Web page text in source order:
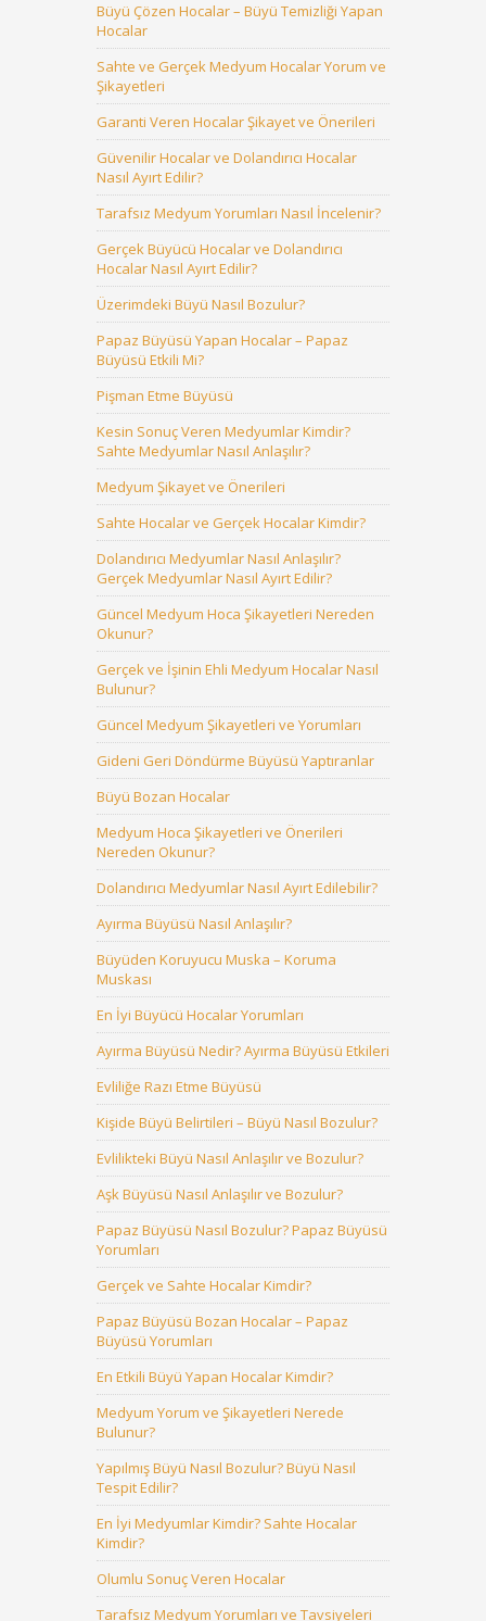
Büyü Çözen Hocalar – Büyü Temizliği Yapan
Hocalar
Sahte ve Gerçek Medyum Hocalar Yorum ve
Şikayetleri
Garanti Veren Hocalar Şikayet ve Önerileri
Güvenilir Hocalar ve Dolandırıcı Hocalar
Nasıl Ayırt Edilir?
Tarafsız Medyum Yorumları Nasıl İncelenir?
Gerçek Büyücü Hocalar ve Dolandırıcı
Hocalar Nasıl Ayırt Edilir?
Üzerimdeki Büyü Nasıl Bozulur?
Papaz Büyüsü Yapan Hocalar – Papaz
Büyüsü Etkili Mi?
Pişman Etme Büyüsü
Kesin Sonuç Veren Medyumlar Kimdir?
Sahte Medyumlar Nasıl Anlaşılır?
Medyum Şikayet ve Önerileri
Sahte Hocalar ve Gerçek Hocalar Kimdir?
Dolandırıcı Medyumlar Nasıl Anlaşılır?
Gerçek Medyumlar Nasıl Ayırt Edilir?
Güncel Medyum Hoca Şikayetleri Nereden
Okunur?
Gerçek ve İşinin Ehli Medyum Hocalar Nasıl
Bulunur?
Güncel Medyum Şikayetleri ve Yorumları
Gideni Geri Döndürme Büyüsü Yaptıranlar
Büyü Bozan Hocalar
Medyum Hoca Şikayetleri ve Önerileri
Nereden Okunur?
Dolandırıcı Medyumlar Nasıl Ayırt Edilebilir?
Ayırma Büyüsü Nasıl Anlaşılır?
Büyüden Koruyucu Muska – Koruma
Muskası
En İyi Büyücü Hocalar Yorumları
Ayırma Büyüsü Nedir? Ayırma Büyüsü Etkileri
Evliliğe Razı Etme Büyüsü
Kişide Büyü Belirtileri – Büyü Nasıl Bozulur?
Evlilikteki Büyü Nasıl Anlaşılır ve Bozulur?
Aşk Büyüsü Nasıl Anlaşılır ve Bozulur?
Papaz Büyüsü Nasıl Bozulur? Papaz Büyüsü
Yorumları
Gerçek ve Sahte Hocalar Kimdir?
Papaz Büyüsü Bozan Hocalar – Papaz
Büyüsü Yorumları
En Etkili Büyü Yapan Hocalar Kimdir?
Medyum Yorum ve Şikayetleri Nerede
Bulunur?
Yapılmış Büyü Nasıl Bozulur? Büyü Nasıl
Tespit Edilir?
En İyi Medyumlar Kimdir? Sahte Hocalar
Kimdir?
Olumlu Sonuç Veren Hocalar
Tarafsız Medyum Yorumları ve Tavsiyeleri